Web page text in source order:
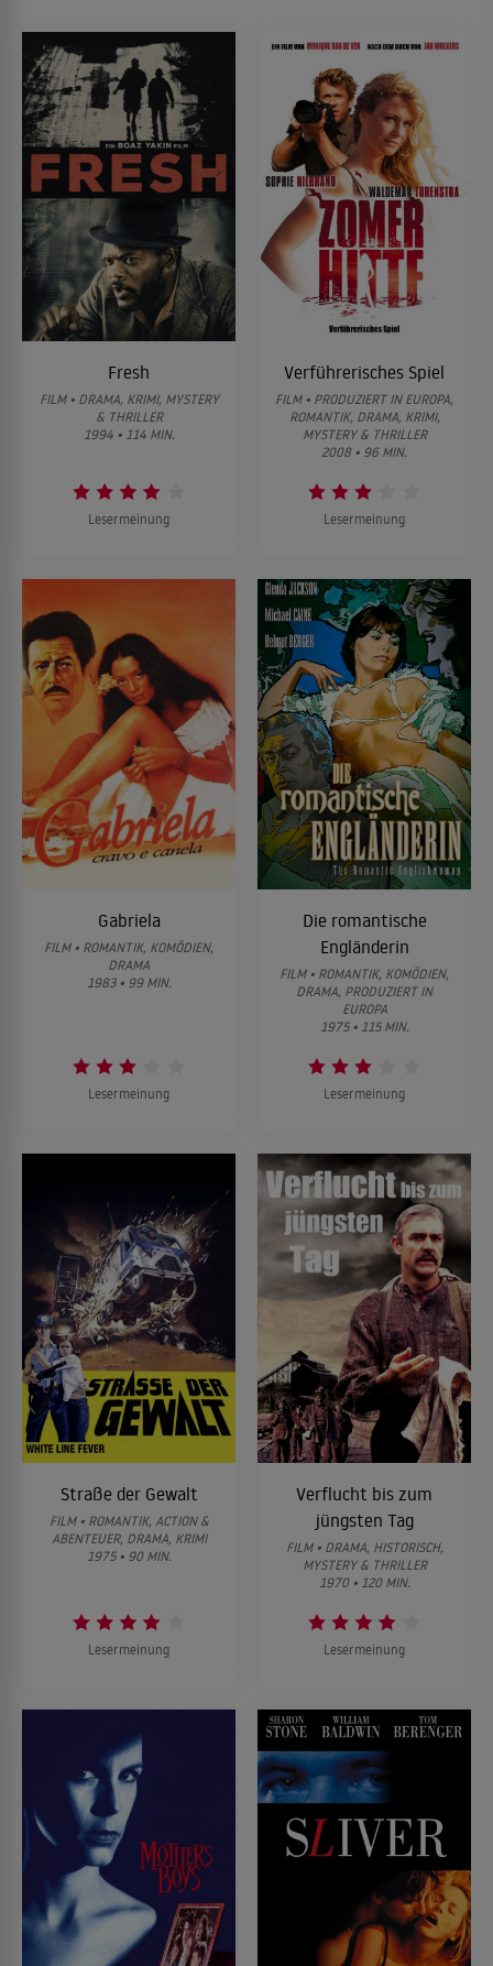
Fresh
FILM • DRAMA, KRIMI, MYSTERY
& THRILLER
1994 • 114 MIN.
Lesermeinung
Verführerisches Spiel
FILM • PRODUZIERT IN EUROPA,
ROMANTIK, DRAMA, KRIMI,
MYSTERY & THRILLER
2008 • 96 MIN.
Lesermeinung
Gabriela
FILM • ROMANTIK, KOMÖDIEN,
DRAMA
1983 • 99 MIN.
Lesermeinung
Die romantische
Engländerin
FILM • ROMANTIK, KOMÖDIEN,
DRAMA, PRODUZIERT IN
EUROPA
1975 • 115 MIN.
Lesermeinung
Straße der Gewalt
FILM • ROMANTIK, ACTION &
ABENTEUER, DRAMA, KRIMI
1975 • 90 MIN.
Lesermeinung
Verflucht bis zum
jüngsten Tag
FILM • DRAMA, HISTORISCH,
MYSTERY & THRILLER
1970 • 120 MIN.
Lesermeinung